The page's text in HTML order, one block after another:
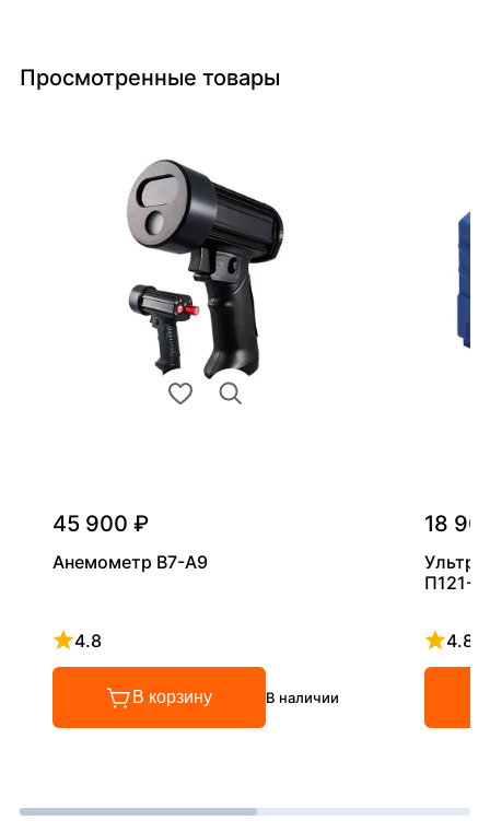
Просмотренные товары
45 900 ₽
Анемометр В7-А9
4.8
Рейтинг 4.8 из 5
В корзину В наличии
18
П121-
4.8